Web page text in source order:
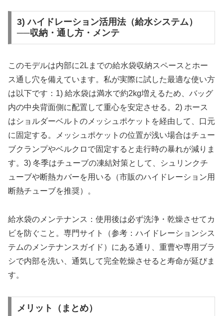
3) ハイドレーション活用法（給水システム）
──収納・通し方・メンテ
このモデルは内部に2Lまでの給水袋収納スペースとホー
ス通し穴を備えています。私が実際に試した最適な使い方
は以下です：1) 給水袋は満水で約2kg増えるため、バッグ
内の中央背面側に配置して重心を安定させる。2) ホース
はショルダーベルトのメッシュポケットを経由して、口元
に固定する。メッシュポケットの位置が浅い場合はチュー
ブクランプやベルクロで固定すると走行時の暴れが減りま
す。3) 冬季はチューブの凍結対策として、シュリンクチ
ューブや断熱カバーを用いる（市販のハイドレーション用
断熱チューブを推奨）。
給水袋のメンテナンス：使用後は必ず洗浄・乾燥させてカ
ビを防ぐこと。専門サイト（参考：ハイドレーションシス
テムのメンテナンスガイド）にある通り、重曹や専用ブラ
シで内部を洗い、通気して完全乾燥させると寿命が延びま
す。
メリット（まとめ）